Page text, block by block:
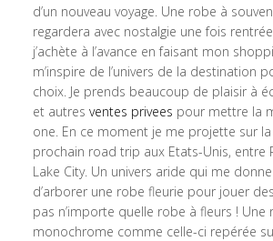
d’un nouveau voyage. Une robe à
regardera avec nostalgie une fois
j’achète à l’avance en faisant mon
m’inspire de l’univers de la destination
choix. Je prends beaucoup de plaisir à
et autres ventes privees pour mettre la
one. En ce moment je me projette sur
prochain road trip aux Etats-Unis, entre
Lake City. Un univers aride qui me
d’arborer une robe fleurie pour jouer
pas n’importe quelle robe à fleurs ! Une
monochrome comme celle-ci repérée